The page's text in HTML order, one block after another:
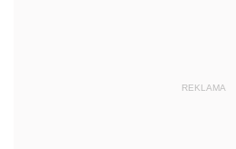
REKLAMA